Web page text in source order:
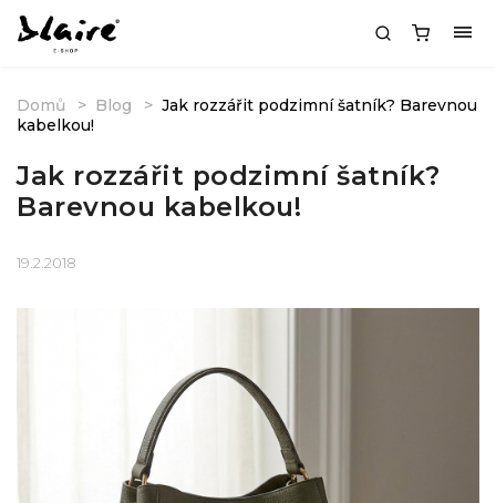
Domů Blog
Jak rozzářit podzimní šatník? Barevnou
kabelkou!
Jak rozzářit podzimní šatník?
Barevnou kabelkou!
19.2.2018